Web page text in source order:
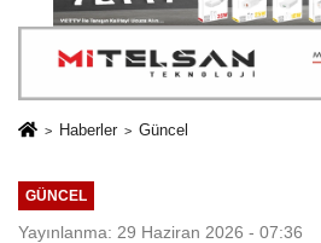
Haberler Güncel
GÜNCEL
Yayınlanma: 29 Haziran 2026 - 07:36